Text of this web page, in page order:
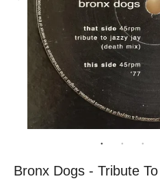
Bronx Dogs - Tribute